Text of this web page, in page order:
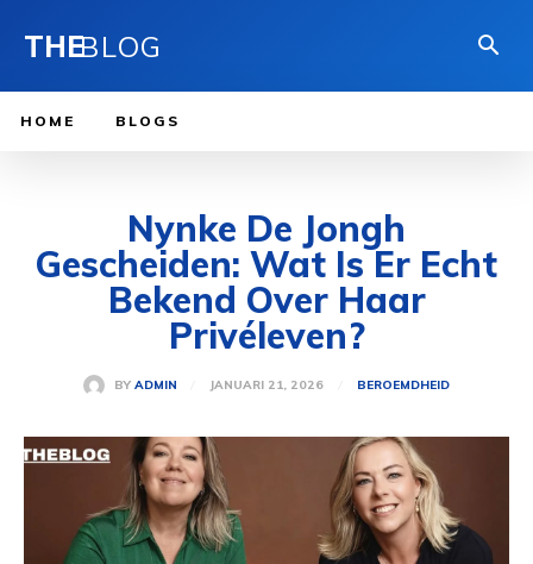
THEBLOG
HOME BLOGS
Nynke De Jongh
Gescheiden: Wat Is Er Echt
Bekend Over Haar
Privéleven?
BY ADMIN JANUARI 21, 2026 BEROEMDHEID